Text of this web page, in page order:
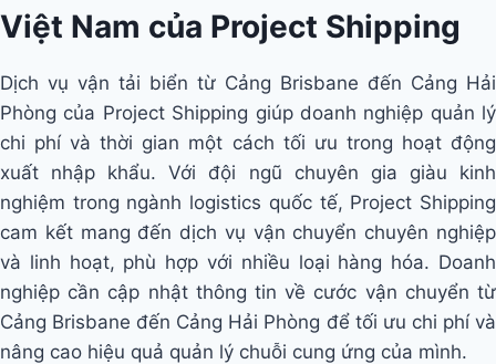
Việt Nam của Project Shipping
Dịch vụ vận tải biển từ Cảng Brisbane đến Cảng Hải
Phòng của Project Shipping giúp doanh nghiệp quản lý
chi phí và thời gian một cách tối ưu trong hoạt động
xuất nhập khẩu. Với đội ngũ chuyên gia giàu kinh
nghiệm trong ngành logistics quốc tế, Project Shipping
cam kết mang đến dịch vụ vận chuyển chuyên nghiệp
và linh hoạt, phù hợp với nhiều loại hàng hóa. Doanh
nghiệp cần cập nhật thông tin về cước vận chuyển từ
Cảng Brisbane đến Cảng Hải Phòng để tối ưu chi phí và
nâng cao hiệu quả quản lý chuỗi cung ứng của mình.